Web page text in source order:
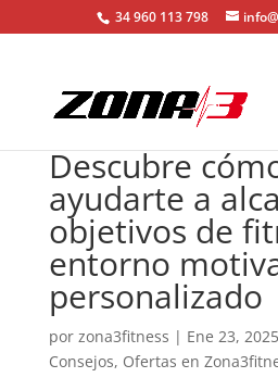
34 960 113 798
Descubre
ayudarte a
objetivos de
entorno
personalizado
por zona3fitness | Ene 23, 2025
Consejos, Ofertas en